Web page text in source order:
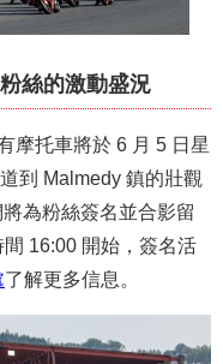
絲的激動盛況
摩托車將於 6 月 5 日星
到 Malmedy 鎮的壯觀
為粉絲簽名並合影留
16:00 開始，簽名活
了解更多信息。